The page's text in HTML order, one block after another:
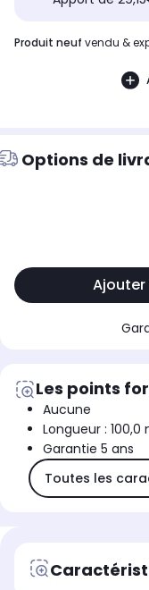
produit neuf vendu &
Options de
Les points
Aucune
Longueur : 100,0
Garantie 5 ans
Toutes les